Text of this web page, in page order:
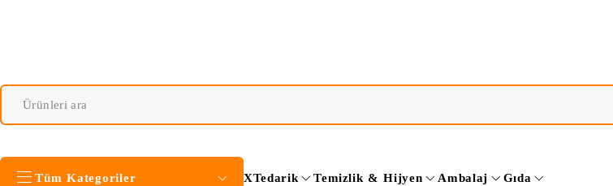
Tüm Kategoriler XTedarik Temizlik & Hijyen Ambalaj Gıda